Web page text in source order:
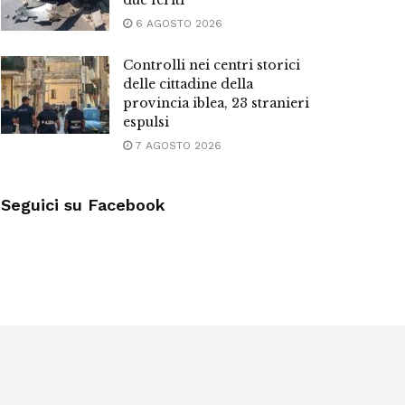
6 AGOSTO 2026
Controlli nei centri storici
delle cittadine della
provincia iblea, 23 stranieri
espulsi
7 AGOSTO 2026
Seguici su Facebook